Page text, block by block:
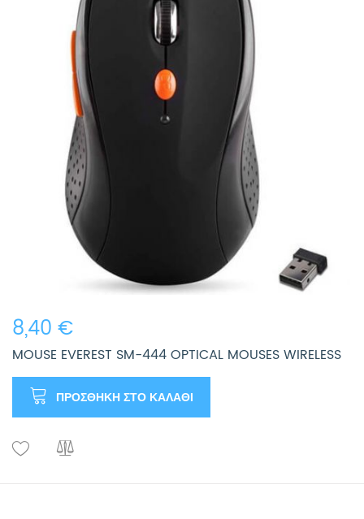
8,40 €
MOUSE EVEREST SM-444 OPTICAL MOUSES WIRELESS
ΠΡΟΣΘΉΚΗ ΣΤΟ ΚΑΛΆΘΙ